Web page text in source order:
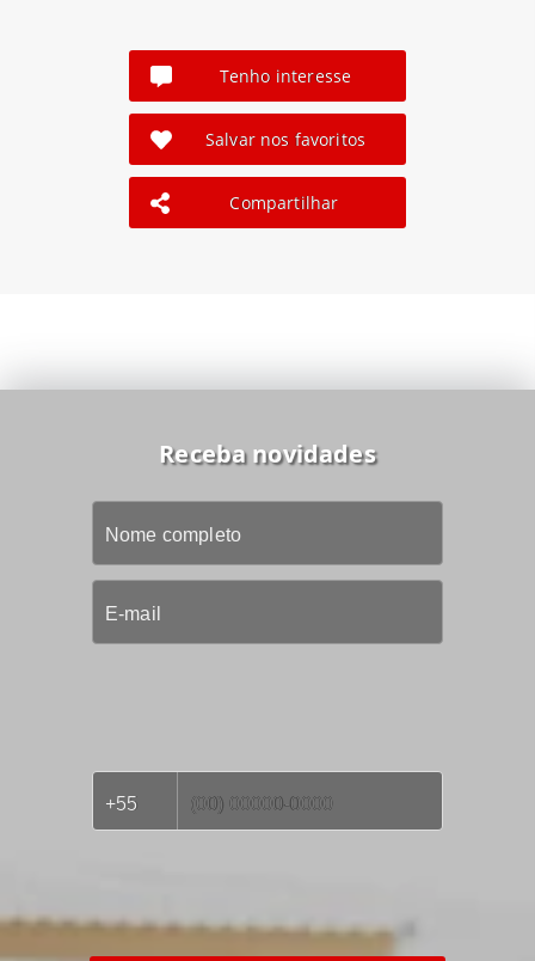
Tenho interesse
Salvar nos favoritos
Compartilhar
Receba novidades